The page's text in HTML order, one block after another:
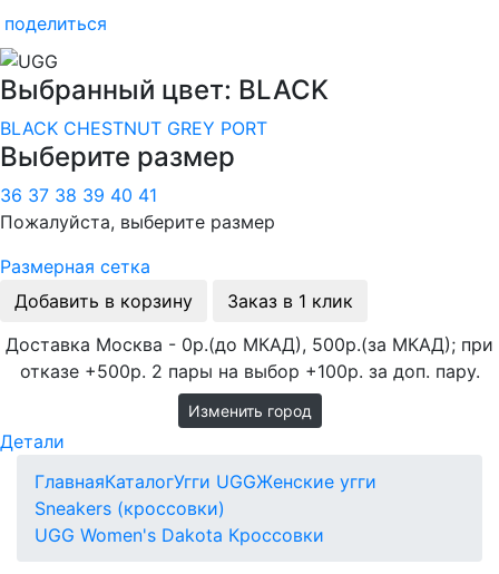
поделиться
Выбранный цвет: BLACK
BLACK CHESTNUT GREY PORT
Выберите размер
36 37 38 39 40 41
Пожалуйста, выберите размер
Размерная сетка
Добавить в корзину
Заказ в 1 клик
Доставка Москва - 0р.(до МКАД), 500р.(за МКАД); при
отказе +500р. 2 пары на выбор +100р. за доп. пару.
Изменить город
Детали
ГлавнаяКаталогУгги UGGЖенские угги
Sneakers (кроссовки)
UGG Women's Dakota Кроссовки